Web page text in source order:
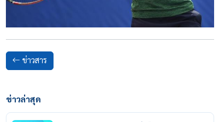
ข่าวสาร
ข่าวล่าสุด